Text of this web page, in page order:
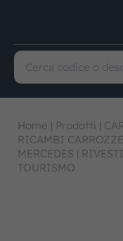
Home | Prodotti |
RICAMBI
MERCEDES |
TOURISMO